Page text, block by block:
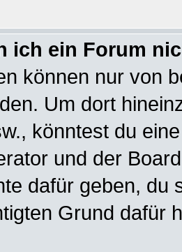
ich ein Forum
können nur von
Um dort
könntest du
und der
dafür geben, du
Grund dafür